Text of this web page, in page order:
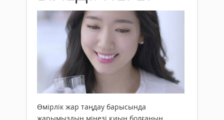
Өмірлік жар таңдау барысында
жарымыздың мінезі қиын болғанын